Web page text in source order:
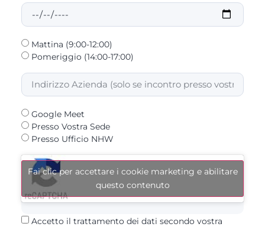
Mattina (9:00-12:00)
Pomeriggio (14:00-17:00)
Google Meet
Presso Vostra Sede
Presso Ufficio NHW
Fai clic per accettare i cookie marketing e abilitare
questo contenuto
Accetto il trattamento dei dati secondo vostra